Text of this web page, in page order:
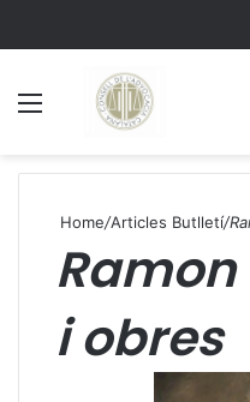
Home/Articles Butlletí/
i obres